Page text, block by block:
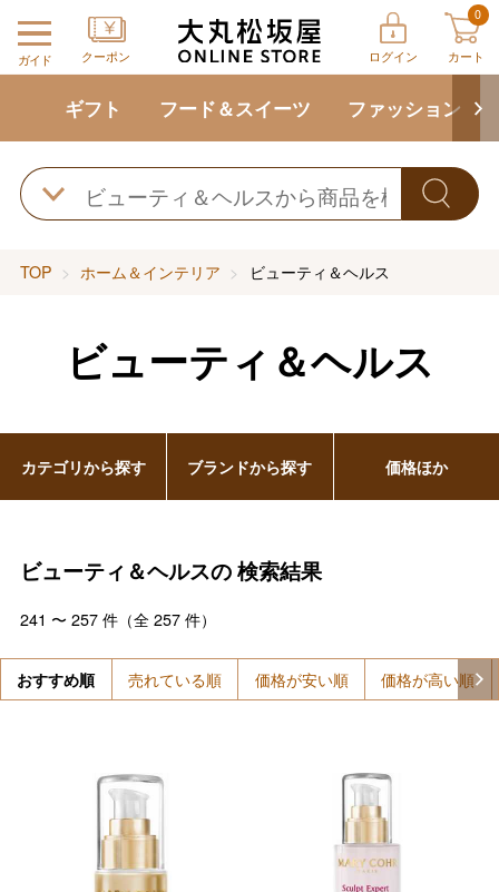
ガイド クーポン ログイン
0
カート
ギフト フード＆スイーツ ファッション
TOP ホーム＆インテリア ビューティ＆ヘルス
ビューティ＆ヘルス
ビューティ＆ヘルスの検索結果
241 〜 257件（全 257件）
おすすめ順 売れている順 価格が安い順 価格が高い順
カテゴリから探す ブランドから探す 価格ほか